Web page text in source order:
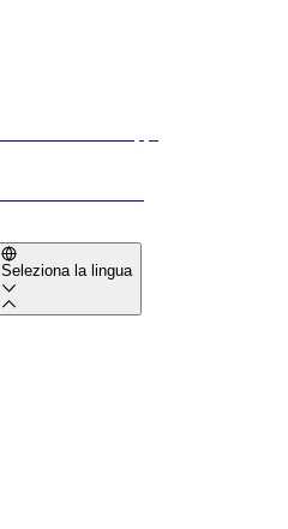
Seleziona la lingua